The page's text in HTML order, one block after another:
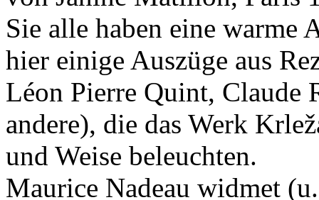
Sie alle haben eine warme
hier einige Auszüge aus
Léon Pierre Quint, Claude
andere), die das Werk
und Weise beleuchten.
Maurice Nadeau widmet